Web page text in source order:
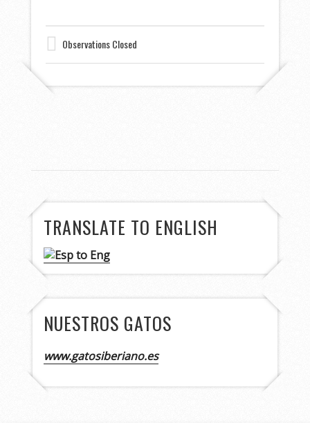
Observations Closed
TRANSLATE TO ENGLISH
NUESTROS GATOS
www.gatosiberiano.es